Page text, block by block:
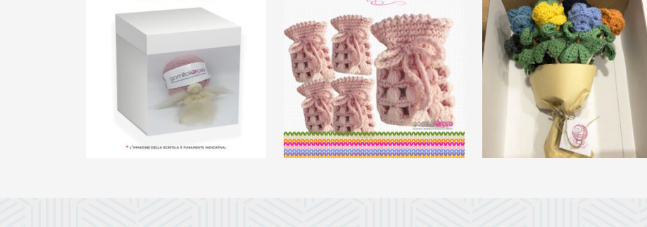
25
ANGIOLETTI
5 Sacchetti
Bomboniera
FLOWER BOX –
15 rose
all’uncinetto
colorate